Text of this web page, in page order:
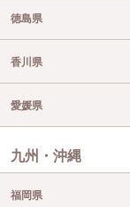
徳島県
香川県
愛媛県
九州・沖縄
福岡県